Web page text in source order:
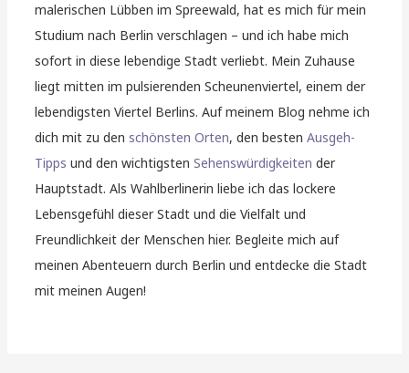
malerischen Lübben im Spreewald, hat es mich für mein
Studium nach Berlin verschlagen – und ich habe mich
sofort in diese lebendige Stadt verliebt. Mein Zuhause
liegt mitten im pulsierenden Scheunenviertel, einem der
lebendigsten Viertel Berlins. Auf meinem Blog nehme ich
dich mit zu denschönsten Orten, den bestenAusgeh-
Tipps und den wichtigstenSehenswürdigkeiten der
Hauptstadt. Als Wahlberlinerin liebe ich das lockere
Lebensgefühl dieser Stadt und die Vielfalt und
Freundlichkeit der Menschen hier. Begleite mich auf
meinen Abenteuern durch Berlin und entdecke die Stadt
mit meinen Augen!